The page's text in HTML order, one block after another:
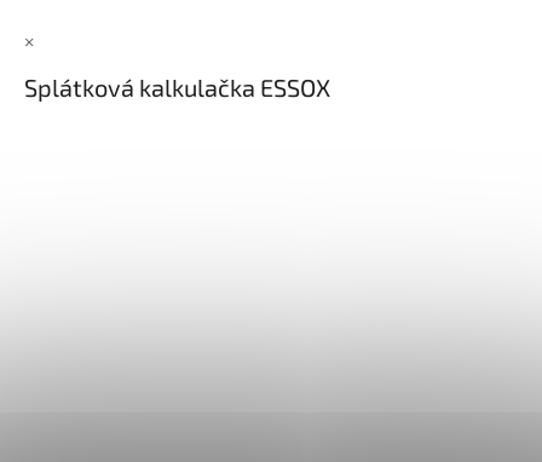
×
Splátková kalkulačka ESSOX